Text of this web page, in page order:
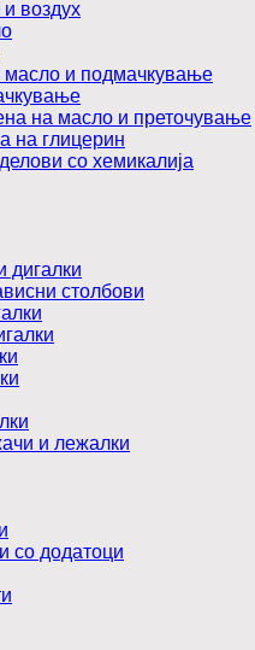
воздух
и подмачкување
на масло и преточување
на глицерин
со хемикалија
дигалки
столбови
и лежалки
со додатоци